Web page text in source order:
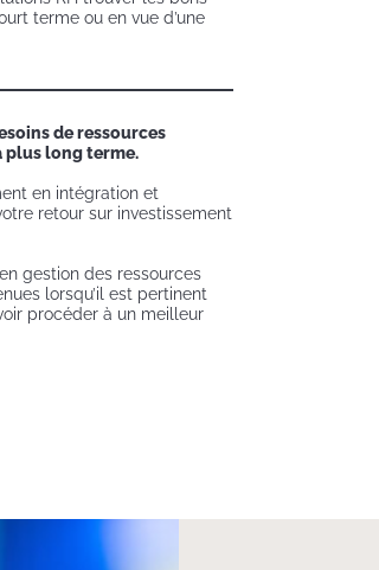
terme ou en vue d’une
de ressources
plus long terme.
en intégration et
retour sur investissement
gestion des ressources
lorsqu’il est pertinent
procéder à un meilleur